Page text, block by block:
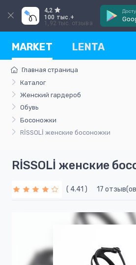
4,2
100 тыс.+
1,92 тыс. отзыва
MARKET LENTA
Главная страница
Каталог
Женский гардероб
Обувь
Босоножки
RİSSOLİ женские босоножки
RİSSOLİ женские
( 4.41 ) 17